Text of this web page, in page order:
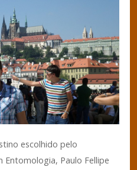
escolhido pelo
Paulo Fellipe